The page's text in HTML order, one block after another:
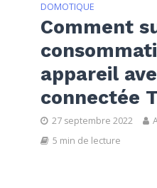
DOMOTIQUE
Comment
appareil
connectée
27 septembre 2022
5 min de lecture